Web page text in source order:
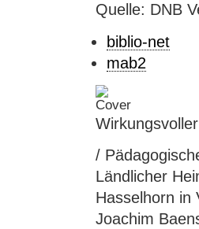
Quelle: DNB
biblio-net
mab2
/
Ländlicher
Hasselhorn in
Joachim